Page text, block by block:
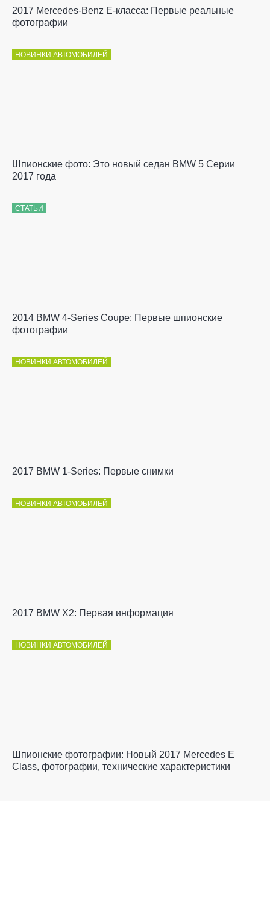
2017 Mercedes-Benz E-класса: Первые реальные
фотографии
НОВИНКИ АВТОМОБИЛЕЙ
Шпионские фото: Это новый седан BMW 5 Серии
2017 года
СТАТЬИ
2014 BMW 4-Series Coupe: Первые шпионские
фотографии
НОВИНКИ АВТОМОБИЛЕЙ
2017 BMW 1-Series: Первые снимки
НОВИНКИ АВТОМОБИЛЕЙ
2017 BMW X2: Первая информация
НОВИНКИ АВТОМОБИЛЕЙ
Шпионские фотографии: Новый 2017 Mercedes E
Class, фотографии, технические характеристики